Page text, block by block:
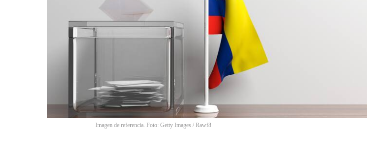
Imagen de referencia. Foto: Getty Images / Rawf8